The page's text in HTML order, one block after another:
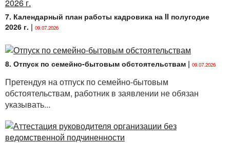
7. Календарный план работы кадровика на II полугодие
2026 г. | 09.07.2026
8. Отпуск по семейно-бытовым обстоятельствам | 09.07.2026
Претендуя на отпуск по семейно-бытовым
обстоятельствам, работник в заявлении не обязан
указывать...